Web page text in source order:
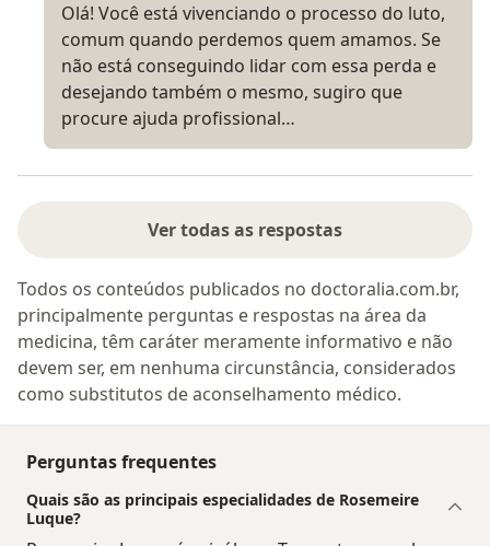
Olá! Você está vivenciando o processo do luto,
comum quando perdemos quem amamos. Se
não está conseguindo lidar com essa perda e
desejando também o mesmo, sugiro que
procure ajuda profissional…
Ver todas as respostas
Todos os conteúdos publicados no doctoralia.com.br,
principalmente perguntas e respostas na área da
medicina, têm caráter meramente informativo e não
devem ser, em nenhuma circunstância, considerados
como substitutos de aconselhamento médico.
Perguntas frequentes
Quais são as principais especialidades de Rosemeire
Luque?